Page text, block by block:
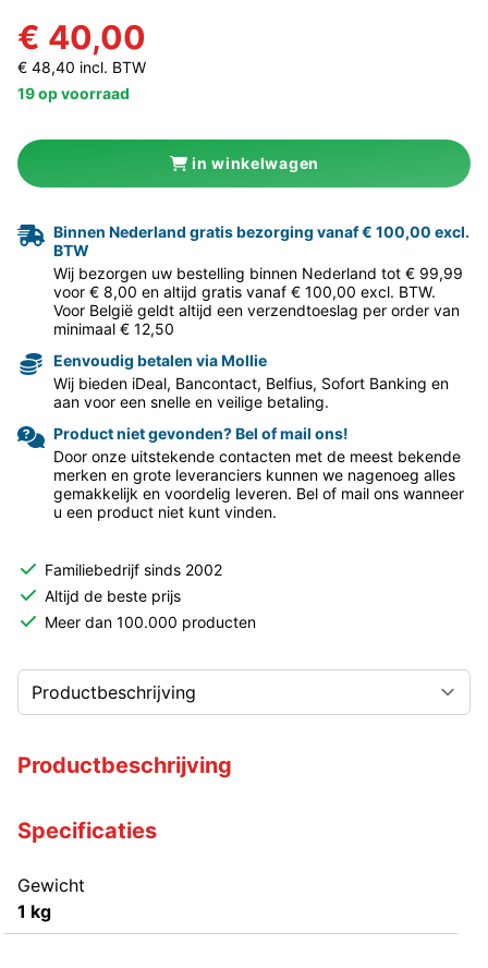
€ 40,00
€ 48,40 incl. BTW
19 op voorraad
in winkelwagen
Binnen Nederland gratis bezorging vanaf € 100,00 excl.
BTW
Wij bezorgen uw bestelling binnen Nederland tot € 99,99
voor € 8,00 en altijd gratis vanaf € 100,00 excl. BTW.
Voor België geldt altijd een verzendtoeslag per order van
minimaal € 12,50
Eenvoudig betalen via Mollie
Wij bieden iDeal, Bancontact, Belfius, Sofort Banking en
aan voor een snelle en veilige betaling.
Product niet gevonden? Bel of mail ons!
Door onze uitstekende contacten met de meest bekende
merken en grote leveranciers kunnen we nagenoeg alles
gemakkelijk en voordelig leveren. Bel of mail ons wanneer
u een product niet kunt vinden.
Familiebedrijf sinds 2002
Altijd de beste prijs
Meer dan 100.000 producten
Productbeschrijving
Specificaties
Gewicht
1 kg